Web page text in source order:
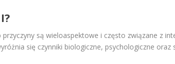
są wieloaspektowe i często związane z
się czynniki biologiczne, psychologiczne oraz